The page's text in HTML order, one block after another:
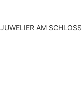
JUWELIER AM SCHLOSS